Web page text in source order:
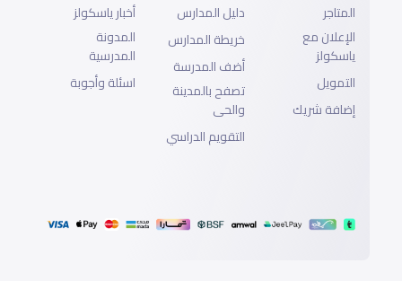
المتاجر
الإعلان مع
ياسكولز
التمويل
إضافة شريك
دليل المدارس
خريطة المدارس
أضف المدرسة
تصفح بالمدينة
والحى
التقويم الدراسي
أخبار ياسكولز
المدونة
المدرسية
اسئلة وأجوبة